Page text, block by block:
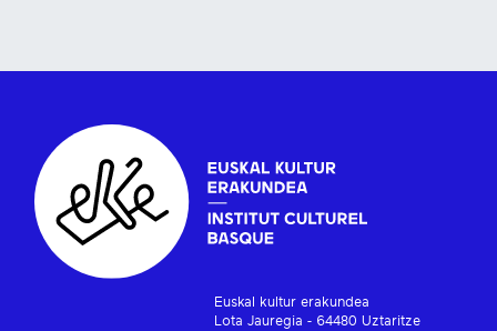
Euskal kultur erakundea
Lota Jauregia - 64480 Uztaritze